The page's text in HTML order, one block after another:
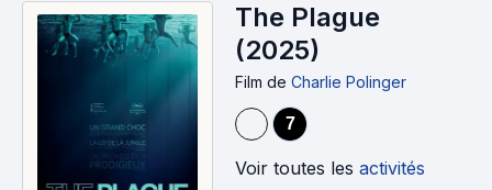
The Plague
(2025)
Film de Charlie Polinger
7
Voir toutes les activités